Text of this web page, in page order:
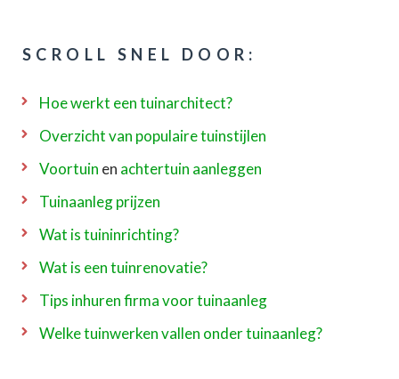
SCROLL SNEL DOOR:
Hoe werkt een tuinarchitect?
Overzicht van populaire tuinstijlen
Voortuin en achtertuin aanleggen
Tuinaanleg prijzen
Wat is tuininrichting?
Wat is een tuinrenovatie?
Tips inhuren firma voor tuinaanleg
Welke tuinwerken vallen onder tuinaanleg?